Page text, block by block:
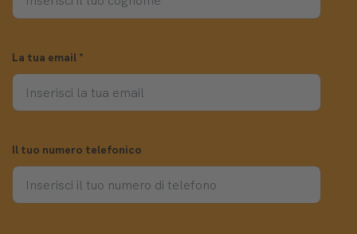
La tua email *
Il tuo numero telefonico